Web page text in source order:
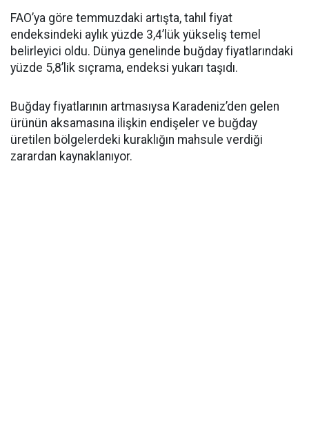
FAO’ya göre temmuzdaki artışta, tahıl fiyat
endeksindeki aylık yüzde 3,4’lük yükseliş temel
belirleyici oldu. Dünya genelinde buğday fiyatlarındaki
yüzde 5,8’lik sıçrama, endeksi yukarı taşıdı.
Buğday fiyatlarının artmasıysa Karadeniz’den gelen
ürünün aksamasına ilişkin endişeler ve buğday
üretilen bölgelerdeki kuraklığın mahsule verdiği
zarardan kaynaklanıyor.